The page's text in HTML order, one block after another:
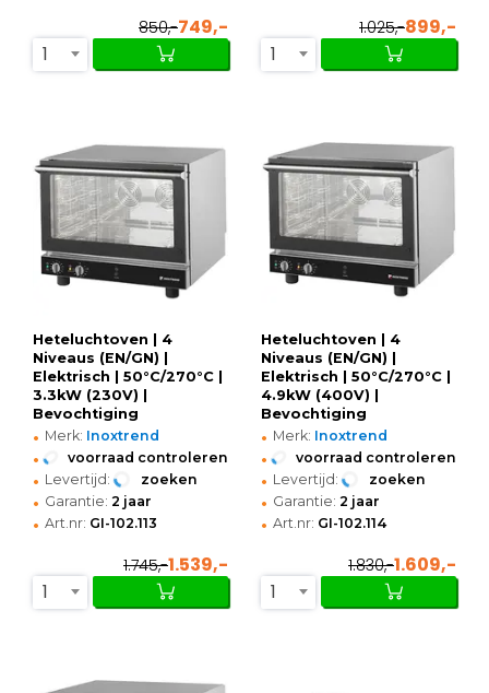
850,-749,-
1
1.025,-899,-
1
Heteluchtoven | 4
Niveaus (EN/GN) |
Elektrisch | 50°C/270°C |
3.3kW (230V) |
Bevochtiging
(Handmatig) |
725x715x605(h)mm
• Merk: Inoxtrend
• voorraad controleren
• Levertijd: zoeken
• Garantie: 2 jaar
• Art.nr: GI-102.113
1.745,-1.539,-
1
Heteluchtoven | 4
Niveaus (EN/GN) |
Elektrisch | 50°C/270°C |
4.9kW (400V) |
Bevochtiging
(Handmatig) |
725x715x605(h)mm
• Merk: Inoxtrend
• voorraad controleren
• Levertijd: zoeken
• Garantie: 2 jaar
• Art.nr: GI-102.114
1.830,-1.609,-
1